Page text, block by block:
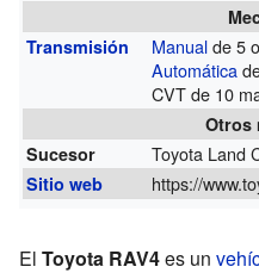
Transmisión
Manualde 5
Automática
CVT de 10
Otros
Sucesor
Toyota Land
Sitio web https://
El Toyota RAV4es un